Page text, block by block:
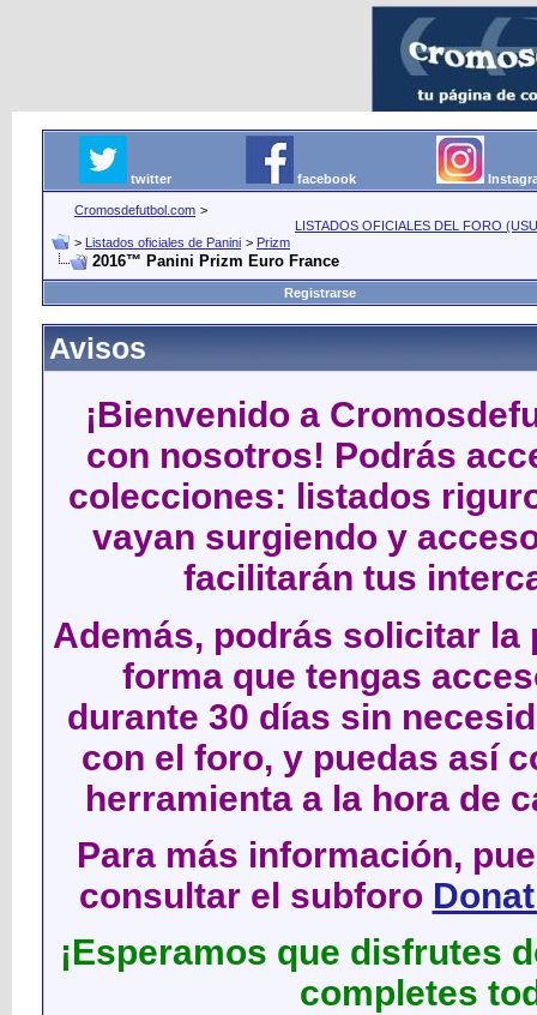
twitter facebook
Cromosdefutbol.com >
LISTADOS OFICIALES DEL FORO
> Listados oficiales de Panini > Prizm
2016™ Panini Prizm Euro France
Registrarse
Avisos
¡Bienvenido a
con nosotros! Podrás
colecciones: listados
vayan surgiendo y
facilitarán tus
Además, podrás solicitar
forma que tengas
durante 30 días sin
con el foro, y puedas así
herramienta a la hora de
Para más información,
consultar el subforo
¡Esperamos que disfrutes
completes